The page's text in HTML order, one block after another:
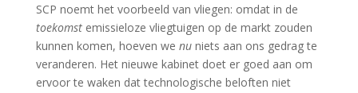
SCP noemt het voorbeeld van vliegen: omdat in de
toekomstemissieloze vliegtuigen op de markt zouden
kunnen komen, hoeven we nuniets aan ons gedrag te
veranderen. Het nieuwe kabinet doet er goed aan om
ervoor te waken dat technologische beloften niet